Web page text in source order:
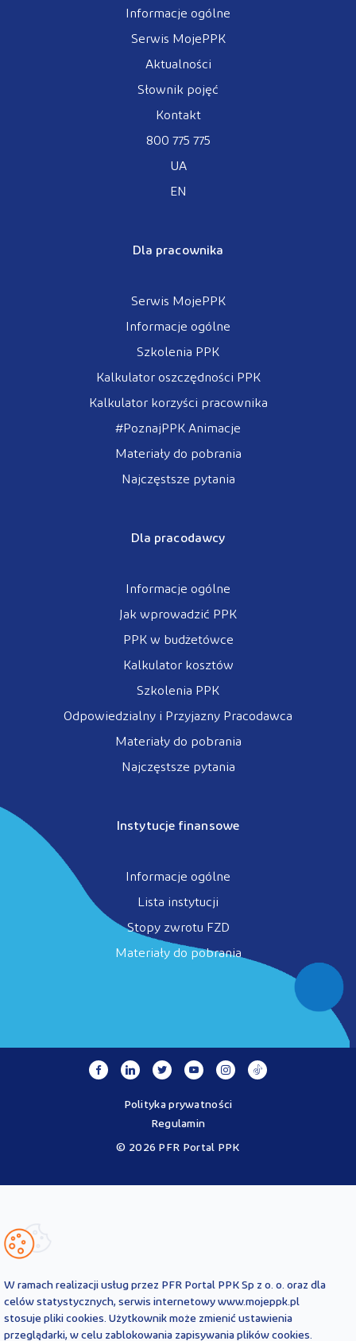
Informacje ogólne
Serwis MojePPK
Aktualności
Słownik pojęć
Kontakt
800 775 775
UA
EN
Dla pracownika
Serwis MojePPK
Informacje ogólne
Szkolenia PPK
Kalkulator oszczędności PPK
Kalkulator korzyści pracownika
#PoznajPPK Animacje
Materiały do pobrania
Najczęstsze pytania
Dla pracodawcy
Informacje ogólne
Jak wprowadzić PPK
PPK w budżetówce
Kalkulator kosztów
Szkolenia PPK
Odpowiedzialny i Przyjazny Pracodawca
Materiały do pobrania
Najczęstsze pytania
Instytucje finansowe
Informacje ogólne
Lista instytucji
Stopy zwrotu FZD
Materiały do pobrania
© 2026 PFR Portal PPK
Polityka prywatności
Regulamin
Ustawy o PPK przez operatora - PFR Portal PPK sp. z o.o., spółkę
obowiązujących przepisów prawa i każdorazowo
powinny być interpretowane oraz stosowane z uwzględnieniem
aktualnie obowiązujących przepisów prawa. Treści te nie stanowią
porady prawnej, finansowej ani oficjalnej interpretacji
W ramach realizacji usług przez PFR Portal PPK Sp z o. o. oraz dla
celów statystycznych, serwis internetowy www.mojeppk.pl
stosuje pliki cookies. Użytkownik może zmienić ustawienia
przeglądarki, w celu zablokowania zapisywania plików cookies.